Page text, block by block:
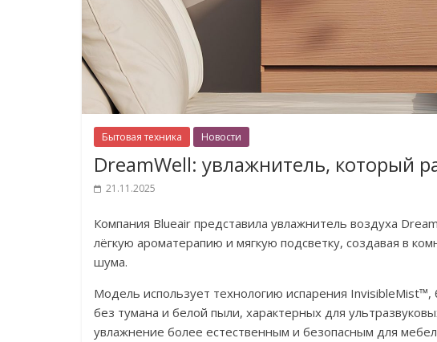
Бытовая техника Новости
DreamWell: увлажнитель, который
21.11.2025
Компания Blueair представила увлажнитель воздуха
лёгкую ароматерапию и мягкую подсветку, создавая в
шума.
Модель использует технологию испарения InvisibleMist™,
без тумана и белой пыли, характерных для
увлажнение более естественным и безопасным для